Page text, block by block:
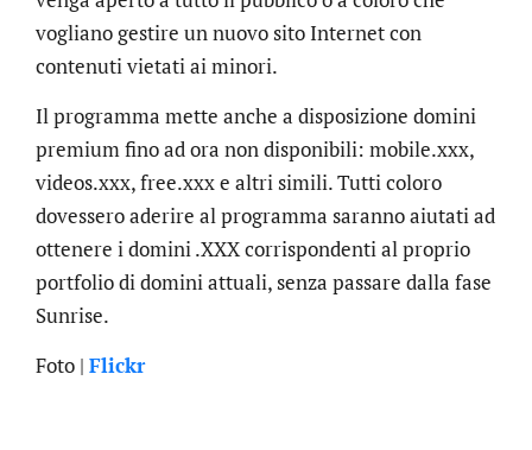
vogliano gestire un nuovo sito Internet con
contenuti vietati ai minori.
Il programma mette anche a disposizione domini
premium fino ad ora non disponibili: mobile.xxx,
videos.xxx, free.xxx e altri simili. Tutti coloro
dovessero aderire al programma saranno aiutati ad
ottenere i domini .XXX corrispondenti al proprio
portfolio di domini attuali, senza passare dalla fase
Sunrise.
Foto | Flickr